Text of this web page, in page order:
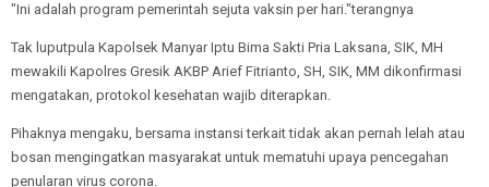
"Ini adalah program pemerintah sejuta vaksin per hari."terangnya
Tak luputpula Kapolsek Manyar Iptu Bima Sakti Pria Laksana, SIK, MH
mewakili Kapolres Gresik AKBP Arief Fitrianto, SH, SIK, MM dikonfirmasi
mengatakan, protokol kesehatan wajib diterapkan.
Pihaknya mengaku, bersama instansi terkait tidak akan pernah lelah atau
bosan mengingatkan masyarakat untuk mematuhi upaya pencegahan
penularan virus corona.